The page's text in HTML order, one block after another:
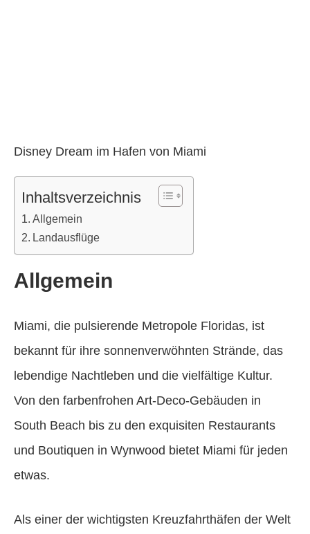
Disney Dream im Hafen von Miami
Inhaltsverzeichnis
Allgemein
Landausflüge
Allgemein
Miami, die pulsierende Metropole Floridas, ist
bekannt für ihre sonnenverwöhnten Strände, das
lebendige Nachtleben und die vielfältige Kultur.
Von den farbenfrohen Art-Deco-Gebäuden in
South Beach bis zu den exquisiten Restaurants
und Boutiquen in Wynwood bietet Miami für jeden
etwas.
Als einer der wichtigsten Kreuzfahrthäfen der Welt